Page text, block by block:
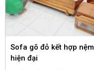
Sofa gõ đỏ kết hợp nệm
hiện đại